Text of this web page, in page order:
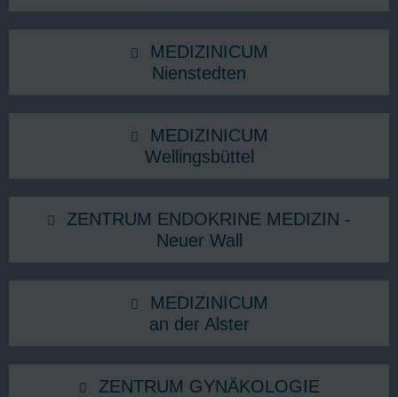
MEDIZINICUM
Nienstedten
MEDIZINICUM
Wellingsbüttel
ZENTRUM ENDOKRINE MEDIZIN -
Neuer Wall
MEDIZINICUM
an der Alster
ZENTRUM GYNÄKOLOGIE